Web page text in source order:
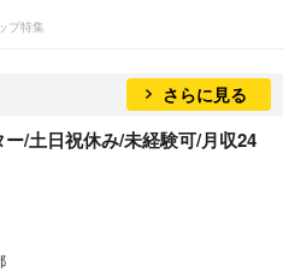
プ特集
さらに見る
/土日祝休み/未経験可/月収24